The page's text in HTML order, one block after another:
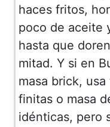
haces fritos,
poco de aceite
hasta que
mitad. Y si en
masa brick,
finitas o masa
idénticas, pero